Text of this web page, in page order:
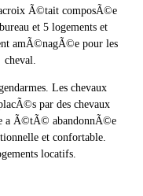
Ã©tait composÃ©e
et 5 logements et
amÃ©nagÃ©e pour les
Les chevaux
par des chevaux
a Ã©tÃ© abandonnÃ©e
et confortable.
locatifs.